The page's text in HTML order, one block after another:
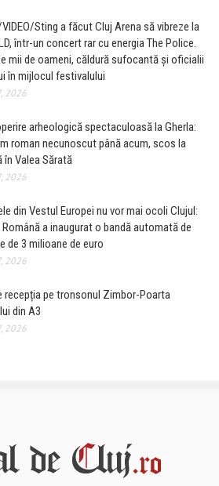
VIDEO/Sting a făcut Cluj Arena să vibreze la
într-un concert rar cu energia The Police.
mii de oameni, căldură sufocantă și oficialii
în mijlocul festivalului
2026
arheologică spectaculoasă la Gherla:
roman necunoscut până acum, scos la
în Valea Sărată
2026
din Vestul Europei nu vor mai ocoli Clujul:
a inaugurat o bandă automată de
de 3 milioane de euro
2026
recepția pe tronsonul Zimbor-Poarta
din A3
2026